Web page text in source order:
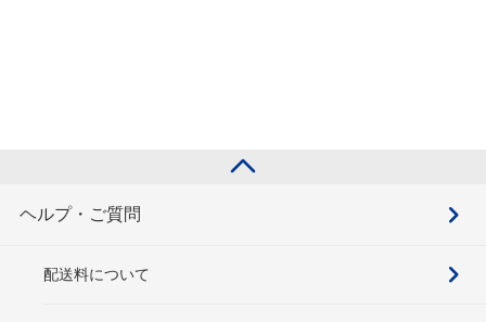
ヘルプ・ご質問
配送料について